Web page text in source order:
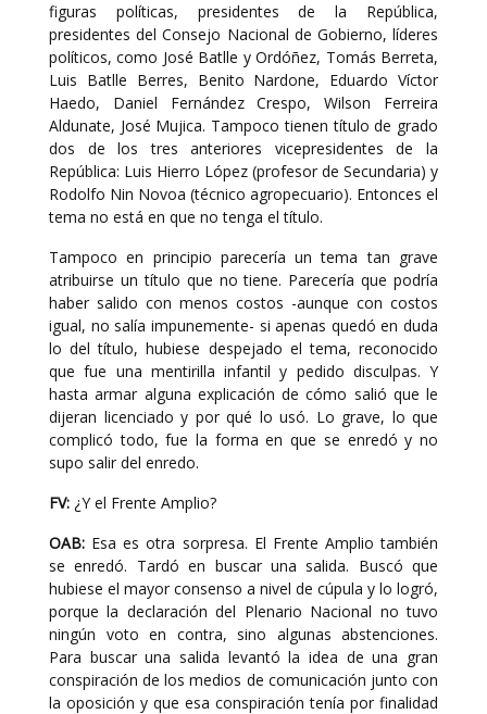
figuras políticas, presidentes de la República,
presidentes del Consejo Nacional de Gobierno, líderes
políticos, como José Batlle y Ordóñez, Tomás Berreta,
Luis Batlle Berres, Benito Nardone, Eduardo Víctor
Haedo, Daniel Fernández Crespo, Wilson Ferreira
Aldunate, José Mujica. Tampoco tienen título de grado
dos de los tres anteriores vicepresidentes de la
República: Luis Hierro López (profesor de Secundaria) y
Rodolfo Nin Novoa (técnico agropecuario). Entonces el
tema no está en que no tenga el título.
Tampoco en principio parecería un tema tan grave
atribuirse un título que no tiene. Parecería que podría
haber salido con menos costos -aunque con costos
igual, no salía impunemente- si apenas quedó en duda
lo del título, hubiese despejado el tema, reconocido
que fue una mentirilla infantil y pedido disculpas. Y
hasta armar alguna explicación de cómo salió que le
dijeran licenciado y por qué lo usó. Lo grave, lo que
complicó todo, fue la forma en que se enredó y no
supo salir del enredo.
FV: ¿Y el Frente Amplio?
OAB: Esa es otra sorpresa. El Frente Amplio también
se enredó. Tardó en buscar una salida. Buscó que
hubiese el mayor consenso a nivel de cúpula y lo logró,
porque la declaración del Plenario Nacional no tuvo
ningún voto en contra, sino algunas abstenciones.
Para buscar una salida levantó la idea de una gran
conspiración de los medios de comunicación junto con
la oposición y que esa conspiración tenía por finalidad